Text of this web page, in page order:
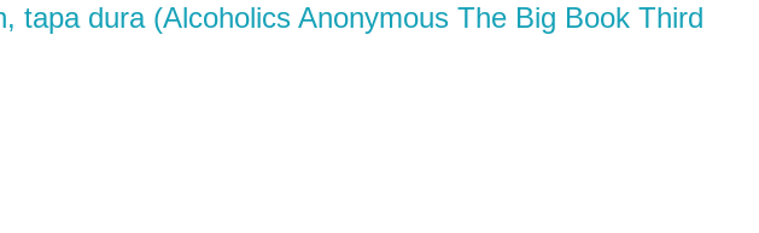
tapa dura (Alcoholics Anonymous The Big Book Third